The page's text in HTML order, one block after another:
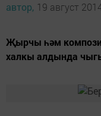
автор, 19 август
Җырчы һәм
халкы алдында